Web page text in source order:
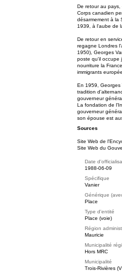
De retour au
Corps canadien
désarmement à la
1939, à l'aube de
De retour en
regagne Londres
1950), Georges
poste qu'il occupe
nourriture la
immigrants
En 1959, Georges
tradition
gouverneur
La fondation de
gouverneur
son épouse est
Sources
Site Web de
Site Web du
Date
1988-06-09
Spécifique
Vanier
Générique
Place
Type d'entité
Place (voie)
Région
Mauricie
Municipalité
Hors MRC
Municipalité
Trois-Rivières